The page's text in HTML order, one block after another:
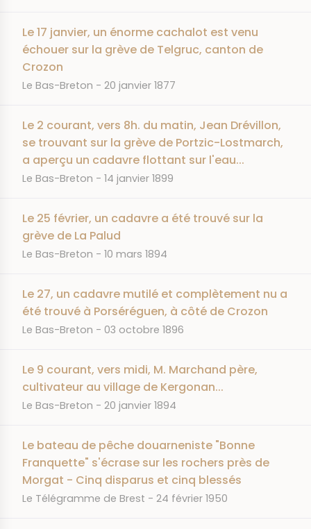
Le 17 janvier, un énorme cachalot est venu
échouer sur la grève de Telgruc, canton de
Crozon
JOURNAL
Le Bas-Breton DATE
20 janvier 1877
Le 2 courant, vers 8h. du matin, Jean Drévillon,
se trouvant sur la grève de Portzic-Lostmarch,
a aperçu un cadavre flottant sur l'eau...
JOURNAL
Le Bas-Breton DATE
14 janvier 1899
Le 25 février, un cadavre a été trouvé sur la
grève de La Palud
JOURNAL
Le Bas-Breton DATE
10 mars 1894
Le 27, un cadavre mutilé et complètement nu a
été trouvé à Porséréguen, à côté de Crozon
JOURNAL
Le Bas-Breton DATE
03 octobre 1896
Le 9 courant, vers midi, M. Marchand père,
cultivateur au village de Kergonan...
JOURNAL
Le Bas-Breton DATE
20 janvier 1894
Le bateau de pêche douarneniste "Bonne
Franquette" s'écrase sur les rochers près de
Morgat - Cinq disparus et cinq blessés
JOURNAL
Le Télégramme de Brest DATE
24 février 1950